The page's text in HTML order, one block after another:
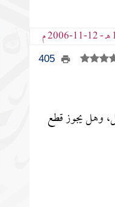
405
وهل يجوز قطع